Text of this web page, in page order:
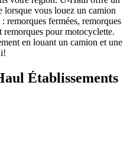
lorsque vous louez un camion
remorques fermées, remorques
pour motocyclette.
en louant un camion et une
Établissements